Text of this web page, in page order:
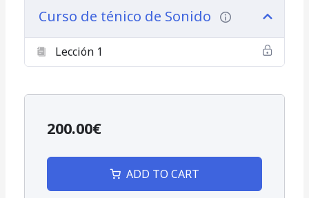
Curso de ténico de Sonido
Lección 1
200.00€
ADD TO CART